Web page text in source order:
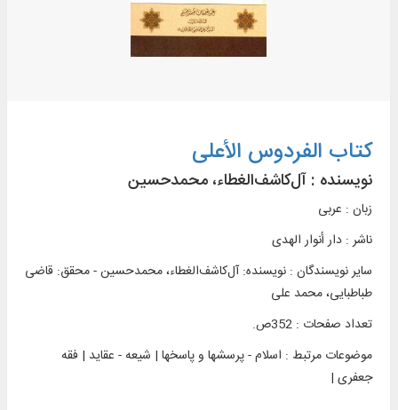
کتاب الفردوس الأعلی
نویسنده : آل‌‌کاشف‌الغطاء، محمدحسین
زبان : عربی
ناشر : دار أنوار الهدی
سایر نویسندگان : نویسنده: آل‌‌کاشف‌الغطاء، محمدحسین - محقق: قاضی
طباطبایی، محمد علی
تعداد صفحات : 352ص.
موضوعات مرتبط : اسلام - پرسشها و پاسخها | شیعه - عقاید | فقه
جعفری |